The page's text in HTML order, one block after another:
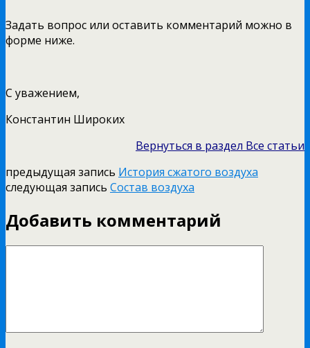
Задать вопрос или оставить комментарий можно в
форме ниже.
С уважением,
Константин Широких
Вернуться в раздел Все статьи
предыдущая запись История сжатого воздуха
следующая запись Состав воздуха
Добавить комментарий